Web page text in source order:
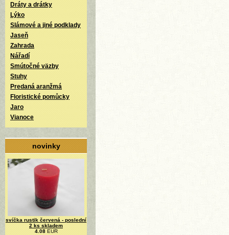
Dráty a drátky
Lýko
Slámové a jiné podklady
Jaseň
Zahrada
Nářadí
Smútočné väzby
Stuhy
Predaná aranžmá
Floristické pomůcky
Jaro
Vianoce
novinky
svíčka rustik červená - poslední
2 ks skladem
4.08EUR